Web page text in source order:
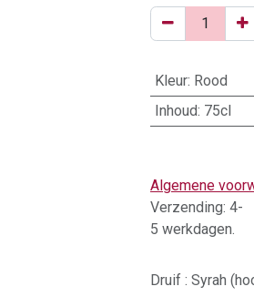
Kleur: Rood
Inhoud: 75cl
Algemene
Verzending: 4-
5 werkdagen.
Druif : Syrah